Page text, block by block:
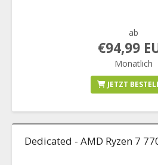
ab
€94,99
Monatlich
JETZT
Dedicated - AMD Ryzen 7